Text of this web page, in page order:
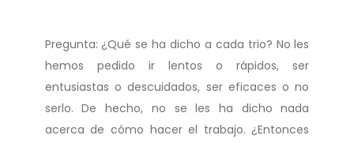
Pregunta: ¿Qué se ha dicho a cada trio? No les
hemos pedido ir lentos o rápidos, ser
entusiastas o descuidados, ser eficaces o no
serlo. De hecho, no se les ha dicho nada
acerca de cómo hacer el trabajo. ¿Entonces